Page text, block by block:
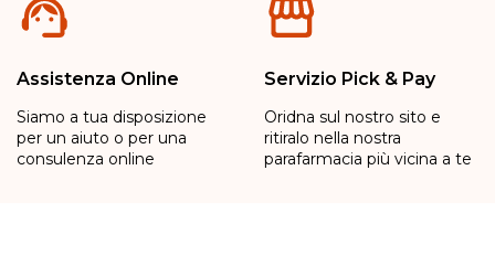
Assistenza Online
Siamo a tua disposizione
per un aiuto o per una
consulenza online
Servizio Pick & Pay
Oridna sul nostro sito e
ritiralo nella nostra
parafarmacia più vicina a te